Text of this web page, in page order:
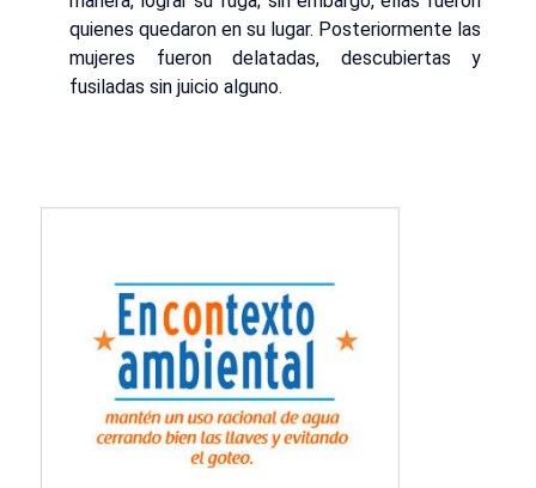
quienes quedaron en su lugar. Posteriormente las
mujeres fueron delatadas, descubiertas y
fusiladas sin juicio alguno.